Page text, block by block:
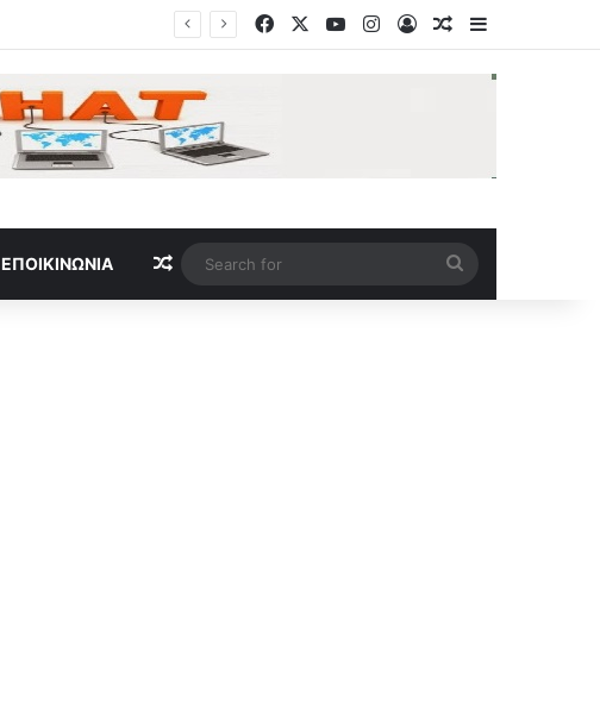
FacebookYouTubeInstagram
Log InRandom Article
Sidebar
ΕΠΟΙΚΙΝΩΝΊΑ Random Article
for